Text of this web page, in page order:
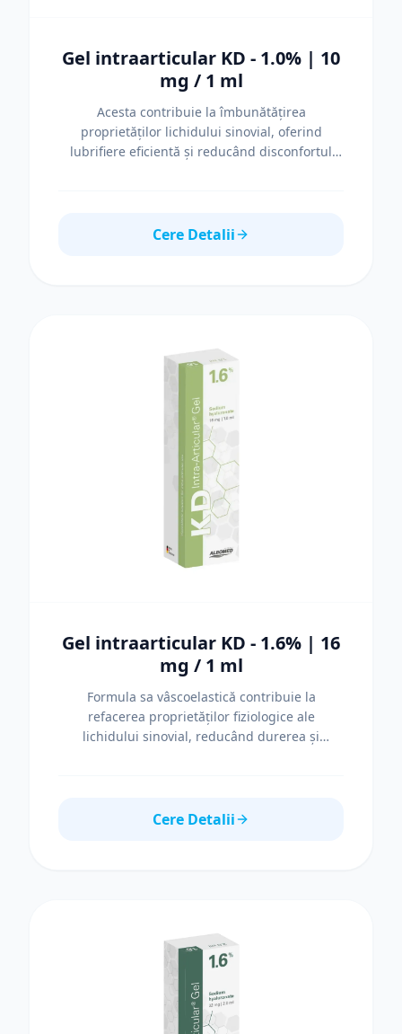
Gel intraarticular KD - 1.0% | 10
mg / 1 ml
Acesta contribuie la îmbunătățirea
proprietăților lichidului sinovial, oferind
lubrifiere eficientă și reducând disconfortul
menținerea funcției articulare Specificații
incipiente, la nivelul articulațiilor sinoviale
majore.
Cere Detalii
Gel intraarticular KD - 1.6% | 16
mg / 1 ml
Formula sa vâscoelastică contribuie la
refacerea proprietăților fiziologice ale
lichidului sinovial, reducând durerea și
genunchi, umăr sau șold.
Cere Detalii